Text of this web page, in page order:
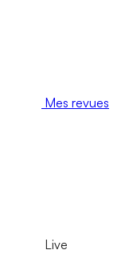
Mes revues
Live